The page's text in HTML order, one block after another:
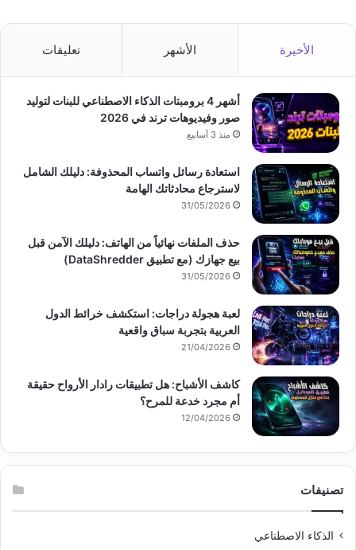
الأخيرة الأشهر تعليقات
أشهر 4 برومبتات الذكاء الاصطناعي للبنات لتوليد
صور وفيديوهات ترند في 2026
منذ 3 أسابيع
استعادة رسائل واتساب المحذوفة: دليلك الشامل
لاسترجاع محادثاتك الهامة
31/05/2026
حذف الملفات نهائياً من الهاتف: دليلك الآمن قبل
بيع جهازك (مع تطبيق DataShredder)
31/05/2026
لعبة هجولة دراجات: استكشف خرائط الدول
العربية بتجربة سباق واقعية
21/04/2026
كاشف الأشباح: هل تطبيقات رادار الأرواح حقيقة
أم مجرد خدعة للمرح؟
12/04/2026
تصنيفات
الذكاء الاصطناعي